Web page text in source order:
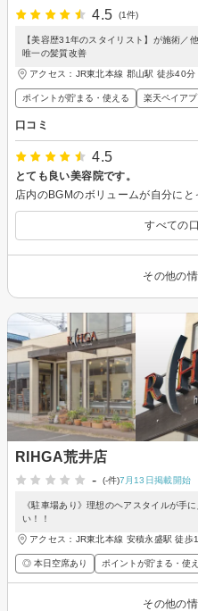
4.5
(1件)
【美容歴31年のスタイリスト】が施術／
唯一の髪質改善
アクセス：JR東北本線 郡山駅 徒歩40分
ポイントが貯まる・使える 楽天ペイア
口コミ
4.5
とても良い美容院です。
すべての
その他の
RIHGA荒井店
-
(-件)7月13日掲載開始
《駐車場あり》理想のヘアスタイルが手
い！！
アクセス：JR東北本線 安積永盛駅 徒歩
◎ 本日空席あり ポイントが貯まる・使
その他の